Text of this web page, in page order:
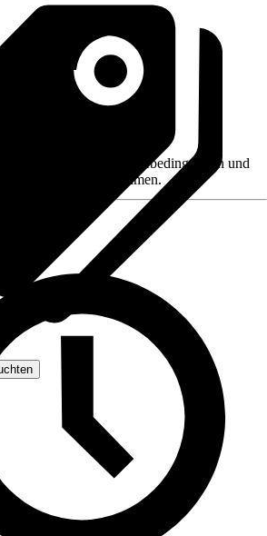
wie z. B. Rückgabebedingungen und
auf den Verkäufernamen.